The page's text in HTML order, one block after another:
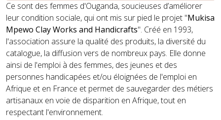
Ce sont des femmes d'Ouganda, soucieuses d’améliorer
leur condition sociale, qui ont mis sur pied le projet "Mukisa
Mpewo Clay Works and Handicrafts". Créé en 1993,
l'association assure la qualité des produits, la diversité du
catalogue, la diffusion vers de nombreux pays. Elle donne
ainsi de l'emploi à des femmes, des jeunes et des
personnes handicapées et/ou éloignées de l'emploi en
Afrique et en France et permet de sauvegarder des métiers
artisanaux en voie de disparition en Afrique, tout en
respectant l'environnement.